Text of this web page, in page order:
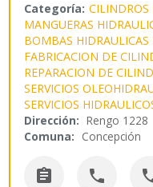
Categoría: CILINDROS
MANGUERAS
BOMBAS HIDRAULICAS
FABRICACION DE
REPARACION DE
SERVICIOS
SERVICIOS
Dirección: Rengo 1228
Comuna: Concepción
 